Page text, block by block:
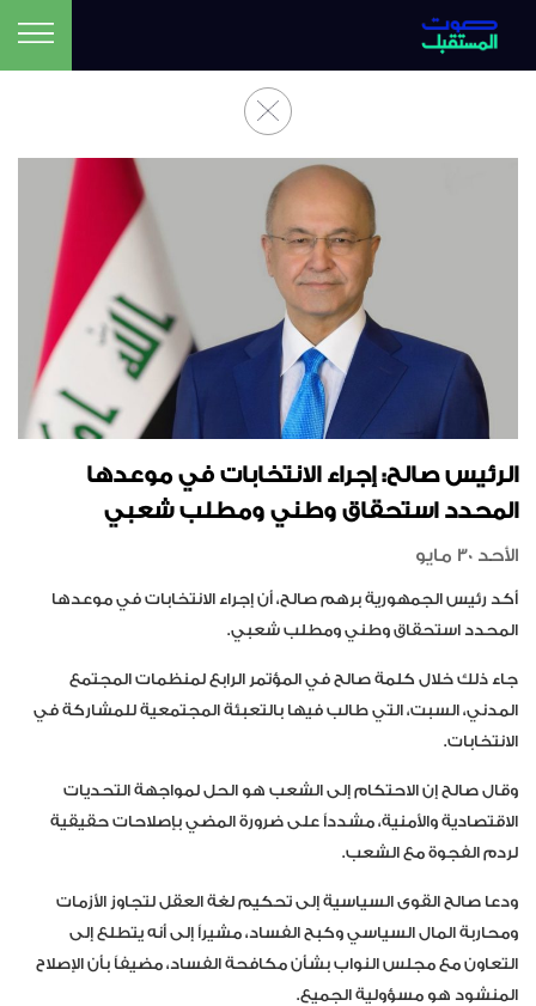
الرئيس صالح: إجراء الانتخابات في موعدها
المحدد استحقاق وطني ومطلب شعبي
الأحد 30 مايو
أكد رئيس الجمهورية برهم صالح، أن إجراء الانتخابات في موعدها
المحدد استحقاق وطني ومطلب شعبي.
جاء ذلك خلال كلمة صالح في المؤتمر الرابع لمنظمات المجتمع
المدني، السبت، التي طالب فيها بالتعبئة المجتمعية للمشاركة في
الانتخابات.
وقال صالح إن الاحتكام إلى الشعب هو الحل لمواجهة التحديات
الاقتصادية والأمنية، مشدداً على ضرورة المضي بإصلاحات حقيقية
لردم الفجوة مع الشعب.
ودعا صالح القوى السياسية إلى تحكيم لغة العقل لتجاوز الأزمات
ومحاربة المال السياسي وكبح الفساد، مشيراً إلى أنه يتطلع إلى
التعاون مع مجلس النواب بشأن مكافحة الفساد، مضيفاً بأن الإصلاح
المنشود هو مسؤولية الجميع.